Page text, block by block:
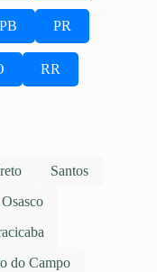
PB PR
RR
Santos
Osasco
do Campo